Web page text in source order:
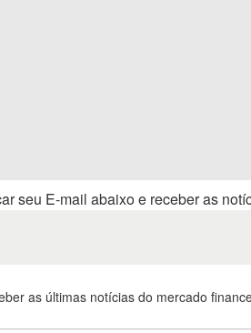
seu E-mail abaixo e receber as